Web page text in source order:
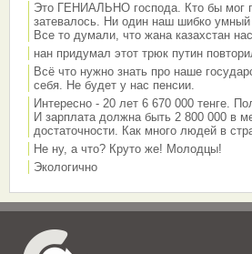
Это ГЕНИАЛЬНО господа. Кто бы мог
затевалось. Ни один наш шибко
Все то думали, что жана казахстан
нан придумал этот трюк путин
Всё что нужно знать про наше
себя. Не будет у нас пенсии.
Интересно - 20 лет 6 670 000 тенге.
И зарплата должна быть 2 800 000 в
достаточности. Как много людей в
Не ну, а что? Круто же! Молодцы!
Экологично